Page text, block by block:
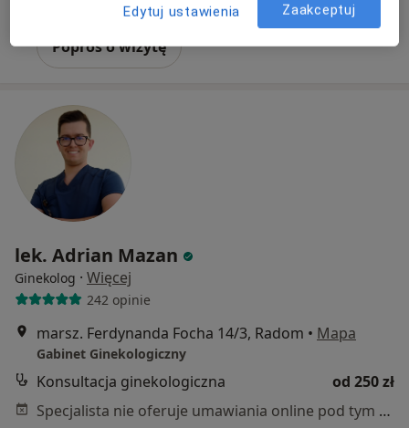
Poproś o wizytę
lek. Adrian Mazan
Ginekolog · Więcej
242 opinie
marsz. Ferdynanda Focha 14/3, Radom • Mapa
Gabinet Ginekologiczny
Konsultacja ginekologiczna
od 250 zł
Specjalista nie oferuje umawiania online pod tym adresem.
Edytuj ustawienia Zaakceptuj